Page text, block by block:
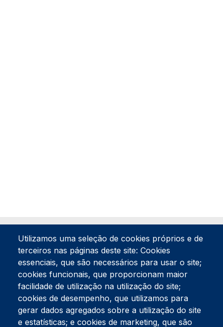
Tel:234 390 100Fax:234 390 100
Endereço Postal
Apartado 42
Utilizamos uma seleção de cookies próprios e de
terceiros nas páginas deste site: Cookies
essenciais, que são necessários para usar o site;
cookies funcionais, que proporcionam maior
facilidade de utilização na utilização do site;
cookies de desempenho, que utilizamos para
gerar dados agregados sobre a utilização do site
e estatísticas; e cookies de marketing, que são